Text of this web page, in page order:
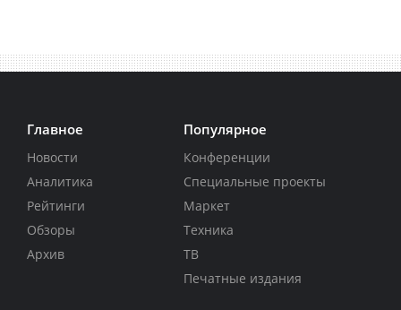
Главное
Новости
Аналитика
Рейтинги
Обзоры
Архив
Популярное
Конференции
Специальные проекты
Маркет
Техника
ТВ
Печатные издания